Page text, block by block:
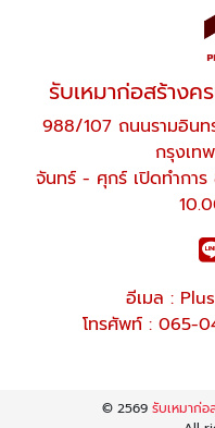
รับเหมาก่อสร้าง
988/107 ถนนรามอินท
กรุงเท
จันทร์ - ศุกร์ เปิดทำการ
อีเมล :
โทรศัพท์ : 065-
© 2569 รับเหมาก่